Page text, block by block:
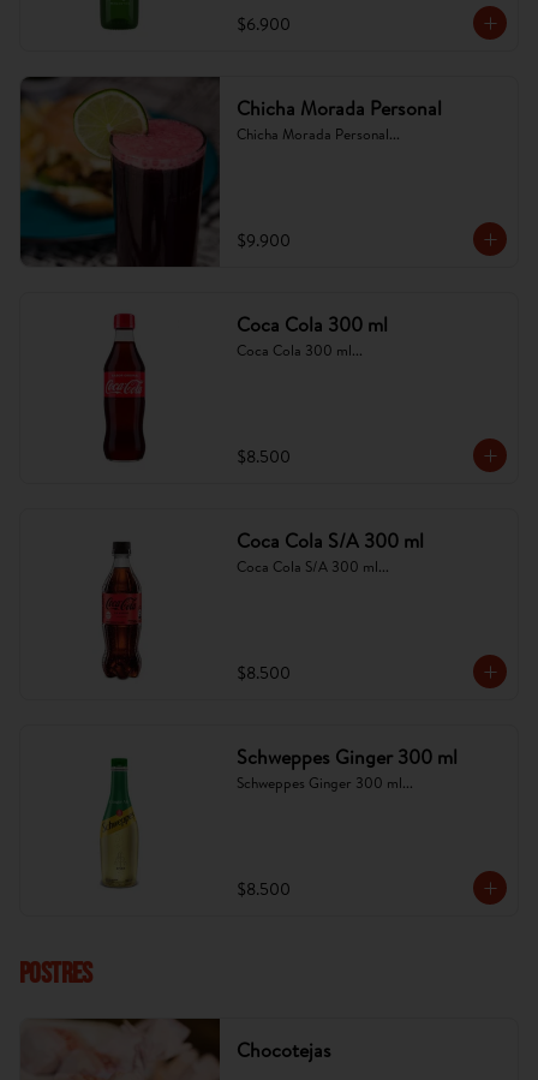
$6.900
Chicha Morada Personal
Chicha Morada Personal...
$9.900
Coca Cola 300 ml
Coca Cola 300 ml...
$8.500
Coca Cola S/A 300 ml
Coca Cola S/A 300 ml...
$8.500
Schweppes Ginger 300 ml
Schweppes Ginger 300 ml...
$8.500
POSTRES
Chocotejas